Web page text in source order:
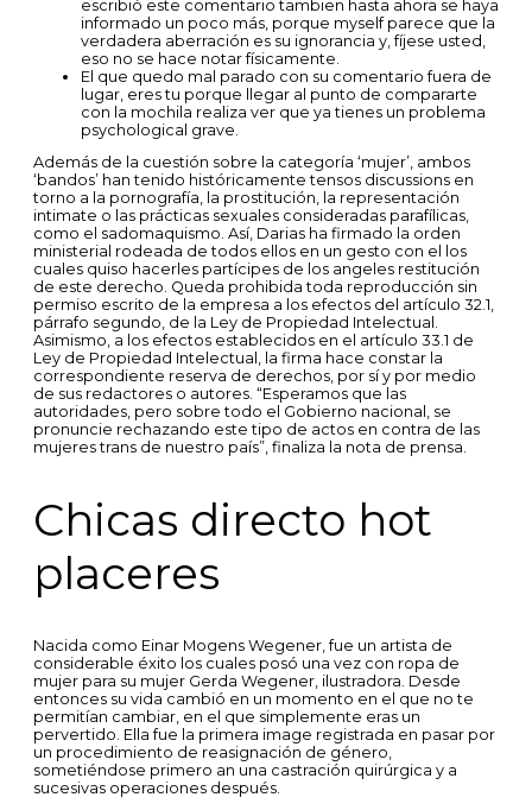
escribió este comentario tambien hasta ahora se haya
informado un poco más, porque myself parece que la
verdadera aberración es su ignorancia y, fíjese usted,
eso no se hace notar físicamente.
El que quedo mal parado con su comentario fuera de
lugar, eres tu porque llegar al punto de compararte
con la mochila realiza ver que ya tienes un problema
psychological grave.
Además de la cuestión sobre la categoría ‘mujer’, ambos
‘bandos’ han tenido históricamente tensos discussions en
torno a la pornografía, la prostitución, la representación
intimate o las prácticas sexuales consideradas parafílicas,
como el sadomaquismo. Así, Darias ha firmado la orden
ministerial rodeada de todos ellos en un gesto con el los
cuales quiso hacerles partícipes de los angeles restitución
de este derecho. Queda prohibida toda reproducción sin
permiso escrito de la empresa a los efectos del artículo 32.1,
párrafo segundo, de la Ley de Propiedad Intelectual.
Asimismo, a los efectos establecidos en el artículo 33.1 de
Ley de Propiedad Intelectual, la firma hace constar la
correspondiente reserva de derechos, por sí y por medio
de sus redactores o autores. “Esperamos que las
autoridades, pero sobre todo el Gobierno nacional, se
pronuncie rechazando este tipo de actos en contra de las
mujeres trans de nuestro país”, finaliza la nota de prensa.
Chicas directo hot
placeres
Nacida como Einar Mogens Wegener, fue un artista de
considerable éxito los cuales posó una vez con ropa de
mujer para su mujer Gerda Wegener, ilustradora. Desde
entonces su vida cambió en un momento en el que no te
permitían cambiar, en el que simplemente eras un
pervertido. Ella fue la primera image registrada en pasar por
un procedimiento de reasignación de género,
sometiéndose primero an una castración quirúrgica y a
sucesivas operaciones después.